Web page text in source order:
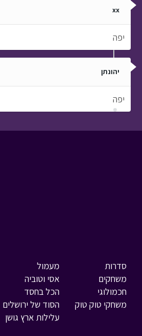
xx
יפה
יהונתן
יפה
סדרות
משחקים
חכמולוגי
משחקי טוק טוק
מעמול
אסי וטוביה
הכל בחסד
הסוד של ירושלים
עלילות ארץ גושן